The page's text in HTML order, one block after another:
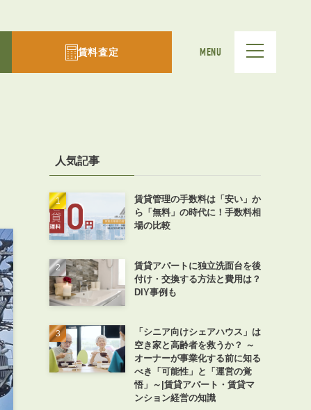
賃料査定 MENU
人気記事
賃貸管理の手数料は「安い」か
ら「無料」の時代に！手数料相
場の比較
賃貸アパートに独立洗面台を後
付け・交換する方法と費用は？
DIY事例も
「シニア向けシェアハウス」は
空き家と高齢者を救うか？ ～
オーナーが事業化する前に知る
べき「可能性」と「運営の覚
悟」～|賃貸アパート・賃貸マ
ンション経営の知識